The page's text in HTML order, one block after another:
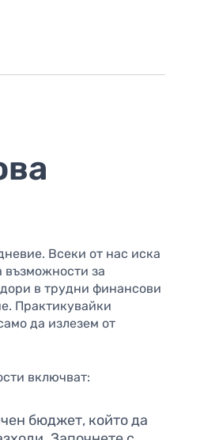
Всеки от нас иска
възможности за
в трудни финансови
Практикувайки
да излезем от
включват:
бюджет, който да